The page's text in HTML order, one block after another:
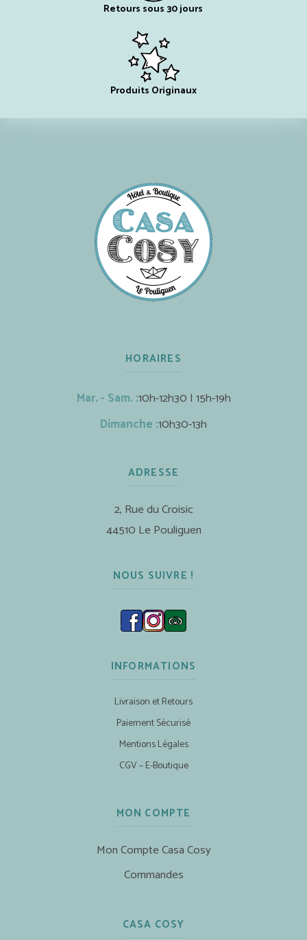
Retours sous 30 jours
Produits Originaux
HORAIRES
Mar. - Sam. :10h-12h30 | 15h-19h
Dimanche :10h30-13h
ADRESSE
2, Rue du Croisic
44510 Le Pouliguen
NOUS SUIVRE !
INFORMATIONS
Livraison et Retours
Paiement Sécurisé
Mentions Légales
CGV – E-Boutique
MON COMPTE
Mon Compte Casa Cosy
Commandes
CASA COSY